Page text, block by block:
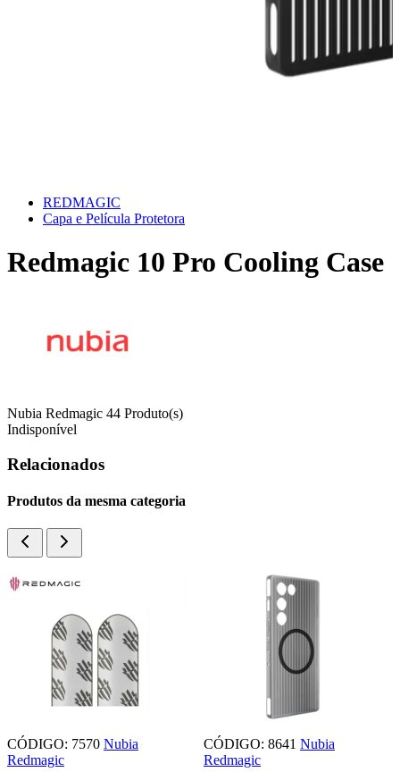
REDMAGIC
Capa e Película Protetora
Redmagic 10 Pro Cooling Case
Nubia Redmagic 44 Produto(s)
Indisponível
Relacionados
Produtos da mesma categoria
CÓDIGO: 8641 Nubia
Redmagic
CÓDIGO: 8648 Nubia
Redmagic